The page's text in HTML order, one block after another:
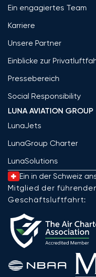
Ein engagiertes Team
Karriere
Unsere Partner
Einblicke zur
Pressebereich
Social Responsibility
LUNA AVIATION GROUP
LunaJets
LunaGroup Charter
LunaSolutions
Ein in der Schweiz
Mitglied der
Geschäftsluftfahrt: